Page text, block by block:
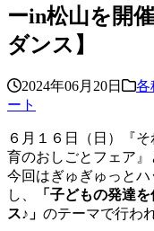
ーin松山を開
ダンス】
2024年06月20日 各
ート
６月１６日（日）『
育のおしごとフェア』
今回はぎゅぎゅっと
し、
「子どもの発達
ス♪」 のテーマで行わ